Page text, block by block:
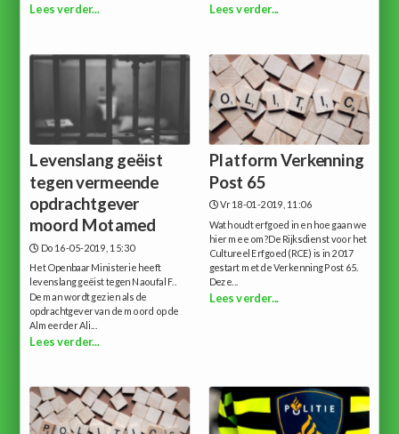
Lees verder... Lees verder...
Levenslang geëist
tegen vermeende
opdrachtgever
moord Motamed
Do 16-05-2019, 15:30
Het Openbaar Ministerie heeft
levenslang geëist tegen Naoufal F..
De man wordt gezien als de
opdrachtgever van de moord op de
Almeerder Ali...
Lees verder...
Platform Verkenning
Post 65
Vr 18-01-2019, 11:06
Wat houdt erfgoed in en hoe gaan we
hier mee om?De Rijksdienst voor het
Cultureel Erfgoed (RCE) is in 2017
gestart met de Verkenning Post 65.
Deze...
Lees verder...